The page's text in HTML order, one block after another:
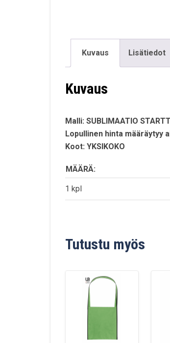
Kuvaus Lisätiedot
Kuvaus
Malli: SUBLIMAATIO
Lopullinen hinta määräytyy
Koot: YKSIKOKO
MÄÄRÄ:
1 kpl
Tutustu myös